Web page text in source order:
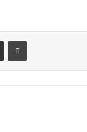
Compartir por correo electrónicoImprimir